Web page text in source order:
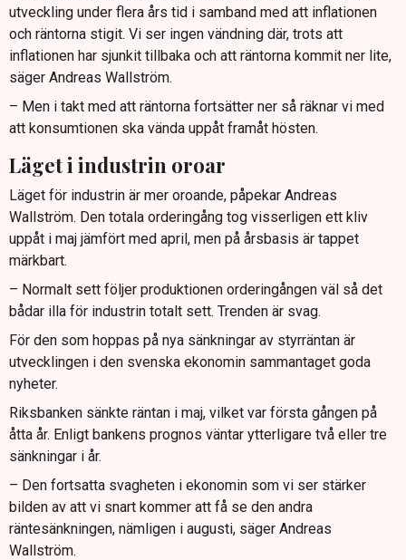
utveckling under flera års tid i samband med att inflationen
och räntorna stigit. Vi ser ingen vändning där, trots att
inflationen har sjunkit tillbaka och att räntorna kommit ner lite,
säger Andreas Wallström.
– Men i takt med att räntorna fortsätter ner så räknar vi med
att konsumtionen ska vända uppåt framåt hösten.
Läget i industrin oroar
Läget för industrin är mer oroande, påpekar Andreas
Wallström. Den totala orderingång tog visserligen ett kliv
uppåt i maj jämfört med april, men på årsbasis är tappet
märkbart.
– Normalt sett följer produktionen orderingången väl så det
bådar illa för industrin totalt sett. Trenden är svag.
För den som hoppas på nya sänkningar av styrräntan är
utvecklingen i den svenska ekonomin sammantaget goda
nyheter.
Riksbanken sänkte räntan i maj, vilket var första gången på
åtta år. Enligt bankens prognos väntar ytterligare två eller tre
sänkningar i år.
– Den fortsatta svagheten i ekonomin som vi ser stärker
bilden av att vi snart kommer att få se den andra
räntesänkningen, nämligen i augusti, säger Andreas
Wallström.